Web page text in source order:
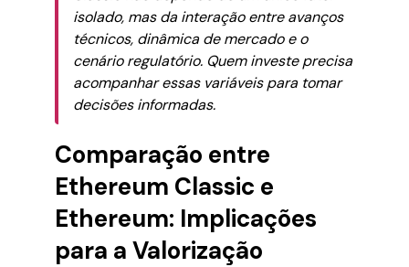
isolado, mas da interação entre avanços
técnicos, dinâmica de mercado e o
cenário regulatório. Quem investe precisa
acompanhar essas variáveis para tomar
decisões informadas.
Comparação entre
Ethereum Classic e
Ethereum: Implicações
para a Valorização